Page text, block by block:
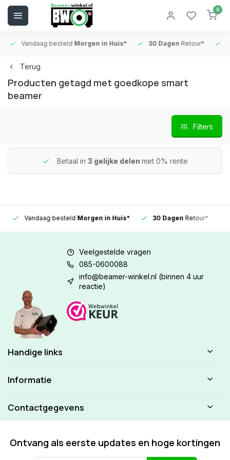
0
Vandaag besteldMorgen in Huis* 30 DagenRetour*
Terug
Producten getagd met goedkope smart
beamer
Filters
Betaal in 3 gelijke delen met 0% rente
Vandaag besteldMorgen in Huis* 30 DagenRetour*
Veelgestelde vragen
085-0600088
info@beamer-winkel.nl (binnen 4 uur
reactie)
Handige links
Informatie
Contactgegevens
Ontvang als eerste updates en hoge kortingen